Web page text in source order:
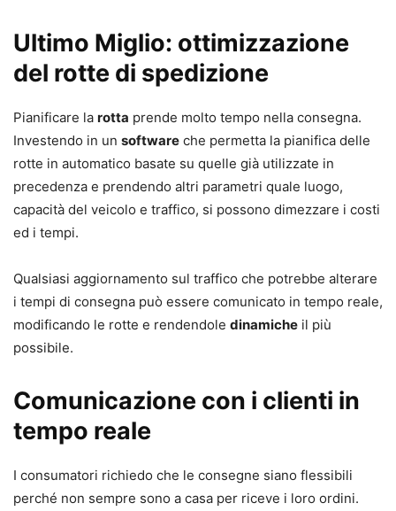
Ultimo Miglio: ottimizzazione
del rotte di spedizione
Pianificare la rotta prende molto tempo nella consegna.
Investendo in un software che permetta la pianifica delle
rotte in automatico basate su quelle già utilizzate in
precedenza e prendendo altri parametri quale luogo,
capacità del veicolo e traffico, si possono dimezzare i costi
ed i tempi.
Qualsiasi aggiornamento sul traffico che potrebbe alterare
i tempi di consegna può essere comunicato in tempo reale,
modificando le rotte e rendendole dinamiche il più
possibile.
Comunicazione con i clienti in
tempo reale
I consumatori richiedo che le consegne siano flessibili
perché non sempre sono a casa per riceve i loro ordini.